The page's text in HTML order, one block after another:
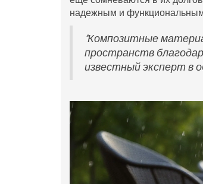
надежным и
"Композитные
пространств
известный эксперт в